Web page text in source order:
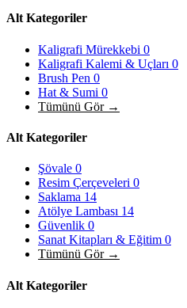
Alt Kategoriler
Kaligrafi Mürekkebi 0
Kaligrafi Kalemi & Uçları 0
Brush Pen 0
Hat & Sumi 0
Tümünü Gör →
Alt Kategoriler
Şövale 0
Resim Çerçeveleri 0
Saklama 14
Atölye Lambası 14
Güvenlik 0
Sanat Kitapları & Eğitim 0
Tümünü Gör →
Alt Kategoriler